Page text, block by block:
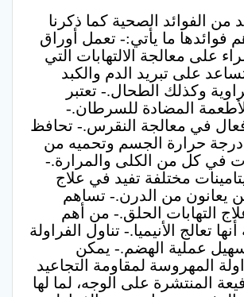
من الفوائد الصحية كما ذكرنا
فوائدها ما يأتي:- تعمل أوراق
على معالجة الالتهابات التي
على تبريد الدم والكبد
وكذلك الطحال.- تعتبر
المضادة للسرطان.-
فعال في معالجة النقرس.- تحافظ
درجة حرارة الجسم وتحميه من
في كل من الكلى والمرارة.-
مختلفة تفيد في علاج
يعانون من الدرن.- تساهم
التهابات الحلق.- من أهم
تعالج الأنيميا.- تناول الفراولة
عملية الهضم.- يمكن
المهروسة لمقاومة التجاعيد
المنتشرة على الوجه، لما لها